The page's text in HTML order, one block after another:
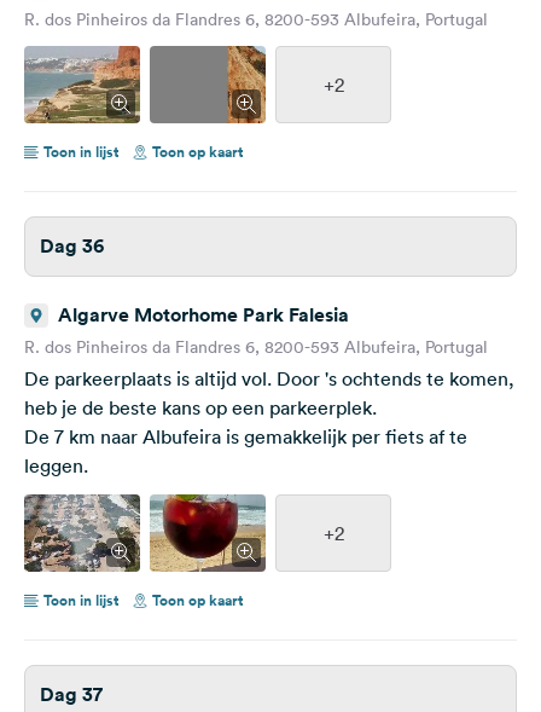
R. dos Pinheiros da Flandres 6, 8200-593 Albufeira, Portugal
+2
Toon in lijst Toon op kaart
Dag 36
Algarve Motorhome Park Falesia
R. dos Pinheiros da Flandres 6, 8200-593 Albufeira, Portugal
De parkeerplaats is altijd vol. Door 's ochtends te komen,
heb je de beste kans op een parkeerplek.
De 7 km naar Albufeira is gemakkelijk per fiets af te
leggen.
+2
Toon in lijst Toon op kaart
Dag 37